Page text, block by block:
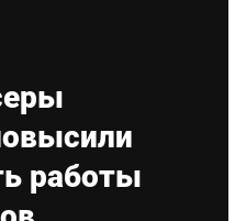
работы